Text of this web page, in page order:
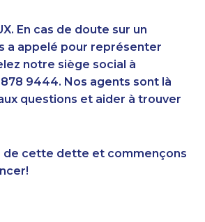
1-437-900-0328
1-780-936-8233
1-902-201-9342
1-514-798-8832
En cas de doute sur un
a appelé pour représenter
notre siège social à
878 9444. Nos agents sont là
questions et aider à trouver
de cette dette et commençons